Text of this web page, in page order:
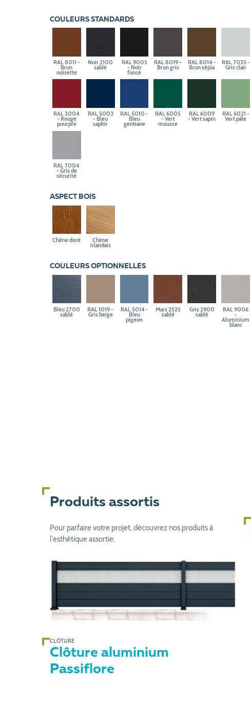
COULEURS STANDARDS
RAL 8011 -
Brun
noisette
Noir 2100
sablé
RAL 9005
- Noir
foncé
RAL 8019 -
Brun gris
RAL 8014 -
Brun sépia
RAL 7035 -
Gris clair
RAL 3004
- Rouge
pourpre
RAL 5003
- Bleu
saphir
RAL 5010 -
Bleu
gentiane
RAL 6005
- Vert
mousse
RAL 6009
- Vert sapin
RAL 6021 -
Vert pâle
RAL 7004
- Gris de
sécurité
ASPECT BOIS
Chêne doré Chêne
irlandais
COULEURS OPTIONNELLES
Bleu 2700
sablé
RAL 1019 -
Gris beige
RAL 5014 -
Bleu
pigeon
Mars 2525
sablé
Gris 2900
sablé
RAL 9006
-
Aluminium
blanc
Produits assortis
Pour parfaire votre projet, découvrez nos produits à
l’esthétique assortie.
CLÔTURE
Clôture aluminium
Passiflore